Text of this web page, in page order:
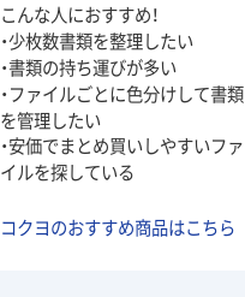
こんな人におすすめ！
・少枚数書類を整理したい
・書類の持ち運びが多い
・ファイルごとに色分けして書類
を管理したい
・安価でまとめ買いしやすいファ
イルを探している
コクヨのおすすめ商品はこちら